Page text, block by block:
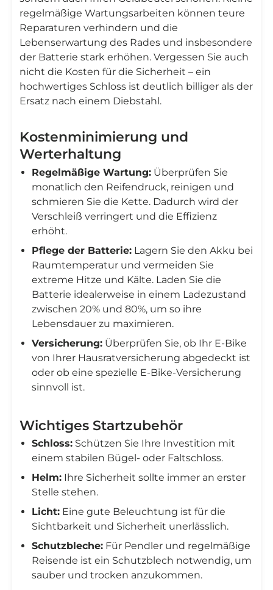
regelmäßige Wartungsarbeiten können teure
Reparaturen verhindern und die
Lebenserwartung des Rades und insbesondere
der Batterie stark erhöhen. Vergessen Sie auch
nicht die Kosten für die Sicherheit – ein
hochwertiges Schloss ist deutlich billiger als der
Ersatz nach einem Diebstahl.
Kostenminimierung und
Werterhaltung
Regelmäßige Wartung: Überprüfen Sie
monatlich den Reifendruck, reinigen und
schmieren Sie die Kette. Dadurch wird der
Verschleiß verringert und die Effizienz
erhöht.
Pflege der Batterie: Lagern Sie den Akku bei
Raumtemperatur und vermeiden Sie
extreme Hitze und Kälte. Laden Sie die
Batterie idealerweise in einem Ladezustand
zwischen 20% und 80%, um so ihre
Lebensdauer zu maximieren.
Versicherung: Überprüfen Sie, ob Ihr E-Bike
von Ihrer Hausratversicherung abgedeckt ist
oder ob eine spezielle E-Bike-Versicherung
sinnvoll ist.
Wichtiges Startzubehör
Schloss: Schützen Sie Ihre Investition mit
einem stabilen Bügel- oder Faltschloss.
Helm: Ihre Sicherheit sollte immer an erster
Stelle stehen.
Licht: Eine gute Beleuchtung ist für die
Sichtbarkeit und Sicherheit unerlässlich.
Schutzbleche: Für Pendler und regelmäßige
Reisende ist ein Schutzblech notwendig, um
sauber und trocken anzukommen.